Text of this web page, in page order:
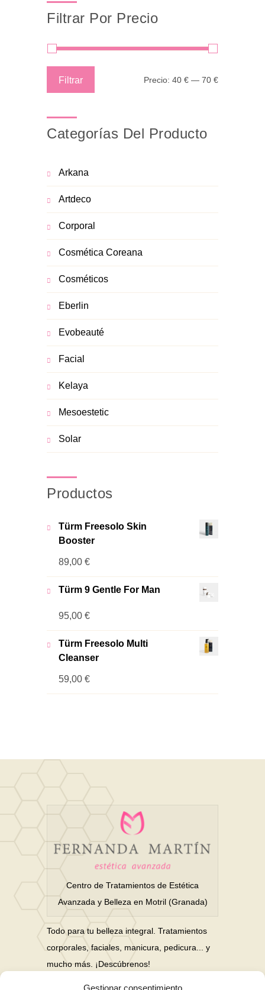
Gestionar consentimiento
Filtrar Por Precio
Filtrar Precio: 40 € — 70 €
Categorías Del Producto
Arkana
Artdeco
Corporal
Cosmética Coreana
Cosméticos
Eberlin
Evobeauté
Facial
Kelaya
Mesoestetic
Solar
Productos
Türm Freesolo Skin
Booster
89,00 €
Türm 9 Gentle For Man
95,00 €
Türm Freesolo Multi
Cleanser
59,00 €
Centro de Tratamientos de Estética
Avanzada y Belleza en Motril (Granada)
Todo para tu belleza integral. Tratamientos
corporales, faciales, manicura, pedicura... y
mucho más. ¡Descúbrenos!